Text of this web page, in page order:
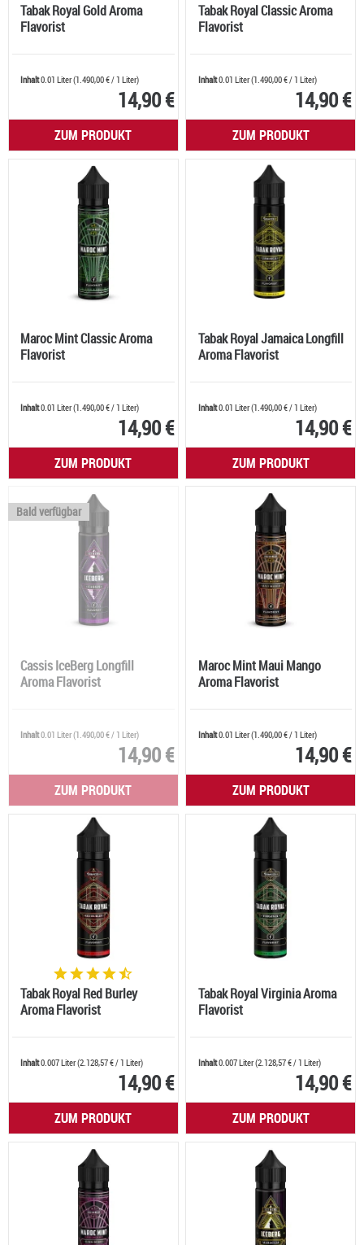
Tabak Royal Gold Aroma
Flavorist
Inhalt0.01 Liter(1.490,00 €/ 1 Liter)
14,90 €
ZUM PRODUKT
Tabak Royal Classic Aroma
Flavorist
Inhalt0.01 Liter(1.490,00 €/ 1 Liter)
14,90 €
ZUM PRODUKT
Maroc Mint Classic Aroma
Flavorist
Inhalt0.01 Liter(1.490,00 €/ 1 Liter)
14,90 €
ZUM PRODUKT
Tabak Royal Jamaica Longfill
Aroma Flavorist
Inhalt0.01 Liter(1.490,00 €/ 1 Liter)
14,90 €
ZUM PRODUKT
Bald verfügbar
Cassis IceBerg Longfill
Aroma Flavorist
Inhalt0.01 Liter(1.490,00 €/ 1 Liter)
14,90 €
ZUM PRODUKT
Maroc Mint Maui Mango
Aroma Flavorist
Inhalt0.01 Liter(1.490,00 €/ 1 Liter)
14,90 €
ZUM PRODUKT
Tabak Royal Red Burley
Aroma Flavorist
Inhalt0.007 Liter(2.128,57 €/ 1 Liter)
14,90 €
ZUM PRODUKT
Tabak Royal Virginia Aroma
Flavorist
Inhalt0.007 Liter(2.128,57 €/ 1 Liter)
14,90 €
ZUM PRODUKT